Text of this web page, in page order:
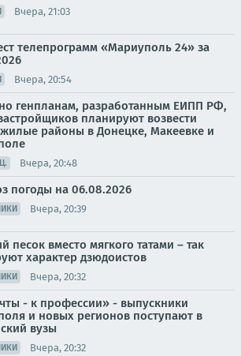
Вчера, 21:03
телепрограмм «Мариуполь 24» за
Вчера, 20:54
генпланам, разработанным ЕИПП РФ,
планируют возвести
районы в Донецке, Макеевке и
Вчера, 20:48
погоды на 06.08.2026
Вчера, 20:39
песок вместо мягкого татами – так
характер дзюдоистов
Вчера, 20:32
- к профессии» - выпускники
и новых регионов поступают в
вузы
Вчера, 20:32